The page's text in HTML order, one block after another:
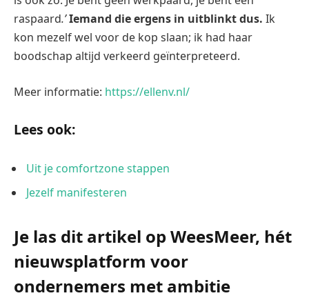
raspaard.’Iemand die ergens in uitblinkt dus. Ik
kon mezelf wel voor de kop slaan; ik had haar
boodschap altijd verkeerd geïnterpreteerd.
Meer informatie: https://ellenv.nl/
Lees ook:
Uit je comfortzone stappen
Jezelf manifesteren
Je las dit artikel op WeesMeer, hét
nieuwsplatform voor
ondernemers met ambitie